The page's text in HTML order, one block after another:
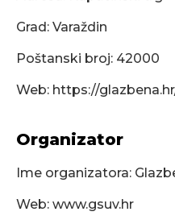
Grad: Varaždin
Poštanski broj: 42000
Web: https://
Organizator
Ime organizatora:
Web: www.gsuv.hr